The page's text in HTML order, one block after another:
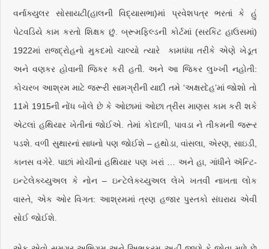
વર્નાક્યુલર સોસાયટી(હાલની વિદ્યાસભા)માં પ્રવેશપત્ર ભરતાં કે હું
પેટવડિયે કામ કરતો શિક્ષક છું. બ્રૂમફિલ્ડની કોર્ટમાં (સરકિટ હાઉસમાં)
1922માં રાજદ્રોહનો મુકદમો ચાલ્યો ત્યારે કામધંધા તરીકે એણે ખેડૂત
અને વણકર હોવાની જિકર કરી હતી. અને આ જિકર લુખ્ખી નહોતી:
કોચરબ આશ્રમ માટે જરૂરી સામગ્રીની યાદી તમે ‘અક્ષરદેહ’માં જોશો તો
11મે 1915ની નોંધ બોલે છે કે ઓછામાં ઓછા ત્રીસ માણસ કામ કરી શકે
એટલાં હથિયાર ખેતીનાં જોઈએ. તેમાં કોદાળી, પાવડા ને તીકમની જરૂર
પડશે. વળી સુથારનાં સાધનો પણ જોઈશે – હથોડા, વાંસલા, એરણ, સાઇડી,
કાનસ વગેરે. પાછાં મોચીનાં હથિયાર પણ ખરાં … અને હા, ગાંધીને ઍન્ટિ-
ઇન્ટેલેક્ચ્યુઅલ કે નોન – ઇન્ટેલેક્ચ્યુઅલ લેખે ખતવી નાખતા લોક
વાસ્તે, એક ઓર વિગત: આશ્રમમાં ત્રણ હજાર પુસ્તકો સંઘરાય એવી
સોઈ જોઈશે.